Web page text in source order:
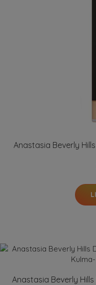
Anastasia Beverly
Anastasia Beverly